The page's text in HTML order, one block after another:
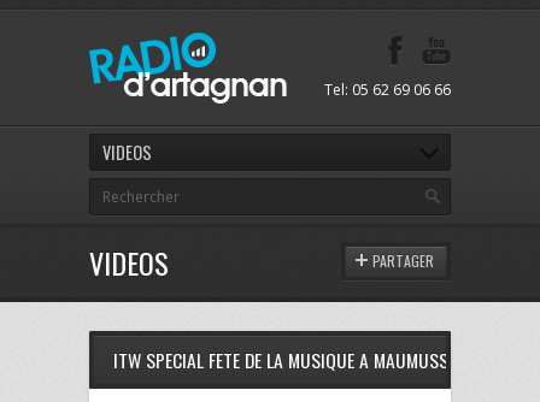
Tel: 05 62 69 06 66
VIDEOS
VIDEOS PARTAGER
ITW SPECIAL FETE DE LA MUSIQUE A MAUMUSSON DU